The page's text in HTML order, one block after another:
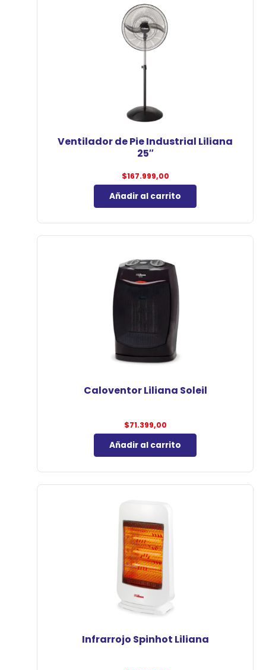
Ventilador de Pie Industrial Liliana
25″
$167.999,00
Añadir al carrito
Caloventor Liliana Soleil
$71.399,00
Añadir al carrito
Infrarrojo Spinhot Liliana